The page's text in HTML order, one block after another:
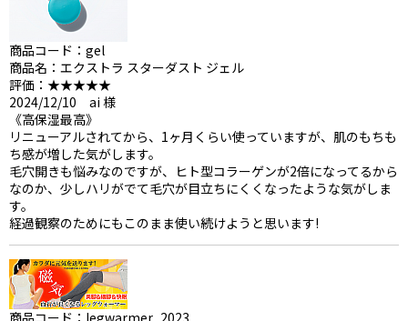
商品コード：gel
商品名：エクストラ スターダスト ジェル
評価：★★★★★
2024/12/10 ai 様
《高保湿最高》
リニューアルされてから、1ヶ月くらい使っていますが、肌のもちも
ち感が増した気がします。
毛穴開きも悩みなのですが、ヒト型コラーゲンが2倍になってるから
なのか、少しハリがでて毛穴が目立ちにくくなったような気がしま
す。
経過観察のためにもこのまま使い続けようと思います!
商品コード：legwarmer_2023